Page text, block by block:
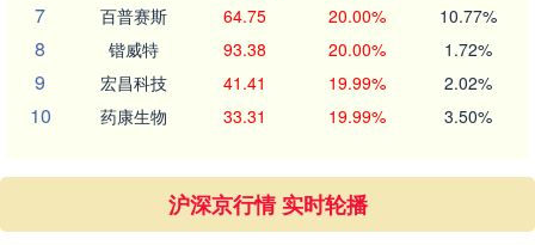
7 百普赛斯 64.75 20.00% 10.77%
8 锴威特 93.38 20.00% 1.72%
9 宏昌科技 41.41 19.99% 2.02%
10 药康生物 33.31 19.99% 3.50%
沪深京行情 实时轮播